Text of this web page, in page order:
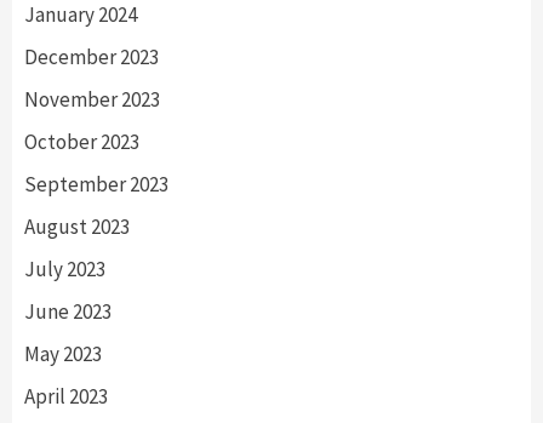
January 2024
December 2023
November 2023
October 2023
September 2023
August 2023
July 2023
June 2023
May 2023
April 2023